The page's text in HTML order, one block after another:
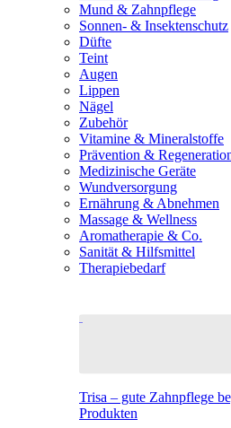
Mund & Zahnpflege
Sonnen- & Insektenschutz
Düfte
Teint
Augen
Lippen
Nägel
Zubehör
Vitamine & Mineralstoffe
Prävention &
Medizinische Geräte
Wundversorgung
Ernährung & Abnehmen
Massage & Wellness
Aromatherapie & Co.
Sanität & Hilfsmittel
Therapiebedarf
Trisa – gute Zahnpflege
Produkten